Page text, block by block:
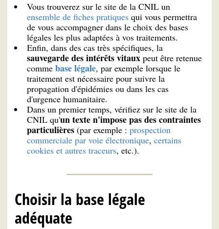
Vous trouverez sur le site de la CNIL un
ensemble de fiches pratiques qui vous permettra
de vous accompagner dans le choix des bases
légales les plus adaptées à vos traitements.
Enfin, dans des cas très spécifiques, la
sauvegarde des intérêts vitaux peut être retenue
comme base légale, par exemple lorsque le
traitement est nécessaire pour suivre la
propagation d'épidémies ou dans les cas
d'urgence humanitaire.
Dans un premier temps, vérifiez sur le site de la
CNIL qu'un texte n'impose pas des contraintes
particulières (par exemple : prospection
commerciale par voie électronique, certains
cookies et autres traceurs, etc.).
Choisir la base légale
adéquate